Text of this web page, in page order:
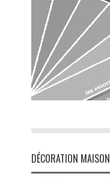
DÉCORATION MAISON